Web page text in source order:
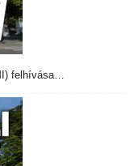
felhívása…